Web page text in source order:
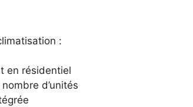
:
en résidentiel
d’unités